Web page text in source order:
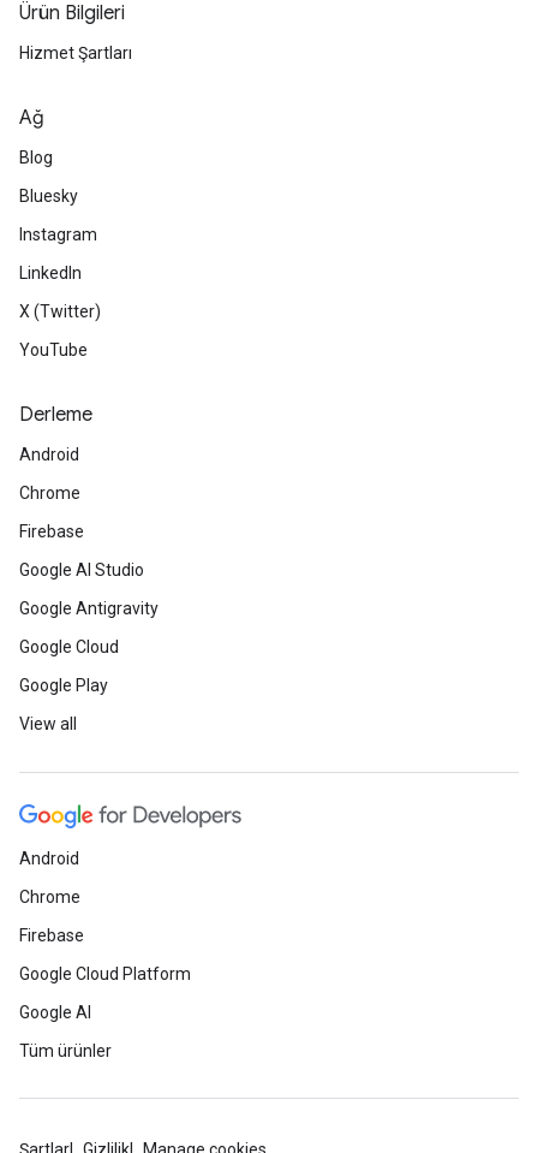
Ürün Bilgileri
Hizmet Şartları
Ağ
Blog
Bluesky
Instagram
LinkedIn
X (Twitter)
YouTube
Derleme
Android
Chrome
Firebase
Google AI Studio
Google Antigravity
Google Cloud
Google Play
View all
Android
Chrome
Firebase
Google Cloud Platform
Google AI
Tüm ürünler